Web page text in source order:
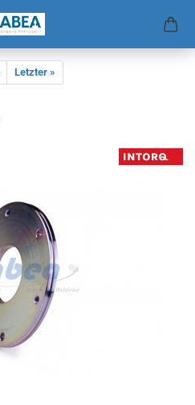
Letzter »